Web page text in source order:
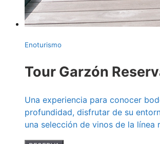
Enoturismo
Tour Garzón
Una experiencia para conocer
profundidad, disfrutar de su
una selección de vinos de la línea